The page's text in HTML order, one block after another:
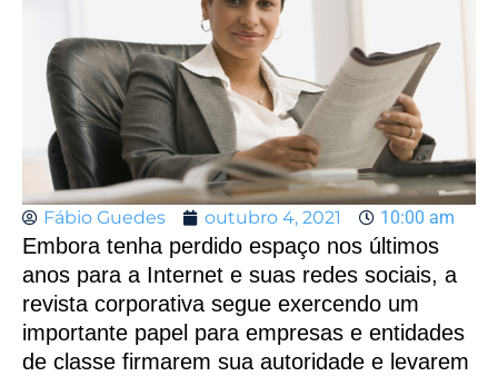
Fábio Guedes outubro 4, 2021 10:00 am
Embora tenha perdido espaço nos últimos
anos para a Internet e suas redes sociais, a
revista corporativa segue exercendo um
importante papel para empresas e entidades
de classe firmarem sua autoridade e levarem